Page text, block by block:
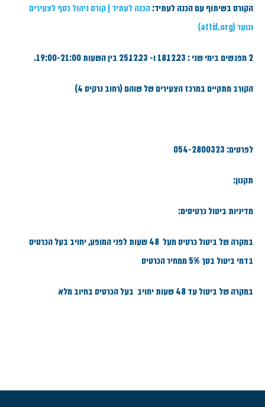
הקורס בשיתוף עם הכנה לעתיד:הכנה לעתיד | קורס ניהול כסף לצעירים
ונוער (attid.org)
2 מפגשים בימי שני : 18.12.23 ו- 25.12.23 בין השעות 19:00-21:00.
הקורב מתקיים במרכז הצעירים של שוהם (רחוב נרקיס 4)
לפרטים: 054-2800323
תקנון:
מדיניות ביטול כרטיסים:
במקרה של ביטול כרטיס מעל 48 שעות לפני המופע, יחויב בעל הכרטיס
בדמי ביטול בסך 5% ממחיר הכרטיס
במקרה של ביטול עד 48 שעות יחויב בעל הכרטיס בחיוב מלא